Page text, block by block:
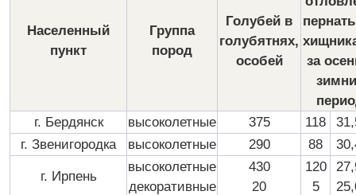
Населенный
пункт
Группа
пород
Голубей в
голубятнях,
особей
за
г. Бердянск
высоколетные 375 118
г. Звенигородка
высоколетные 290 88
г. Ирпень
высоколетные
декоративные
430
20
120
5